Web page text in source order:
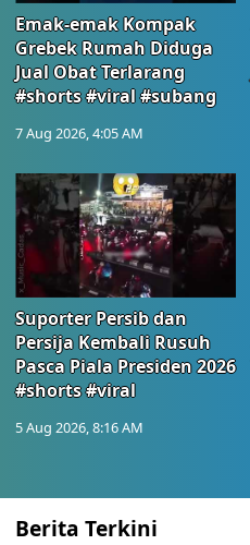
Emak-emak Kompak
Grebek Rumah Diduga
Jual Obat Terlarang
#shorts #viral #subang
7 Aug 2026, 4:05 AM
Suporter Persib dan
Persija Kembali Rusuh
Pasca Piala Presiden 2026
#shorts #viral
5 Aug 2026, 8:16 AM
Berita Terkini